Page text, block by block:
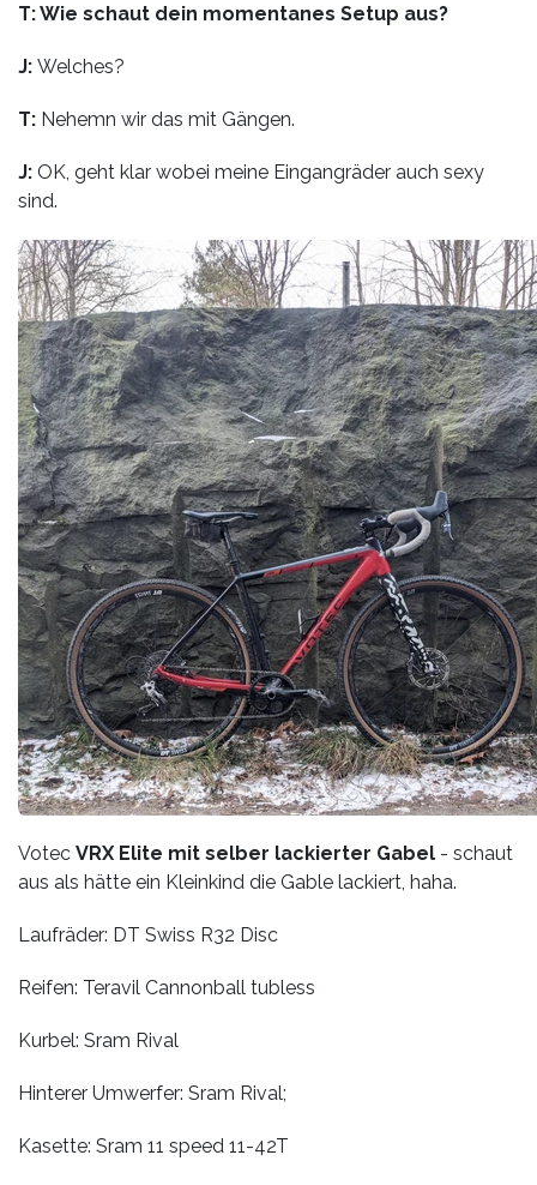
T: Wie schaut dein momentanes Setup aus?
J: Welches?
T: Nehemn wir das mit Gängen.
J: OK, geht klar wobei meine Eingangräder auch sexy
sind.
Votec VRX Elite mit selber lackierter Gabel - schaut
aus als hätte ein Kleinkind die Gable lackiert, haha.
Laufräder: DT Swiss R32 Disc
Reifen: Teravil Cannonball tubless
Kurbel: Sram Rival
Hinterer Umwerfer: Sram Rival;
Kasette: Sram 11 speed 11-42T